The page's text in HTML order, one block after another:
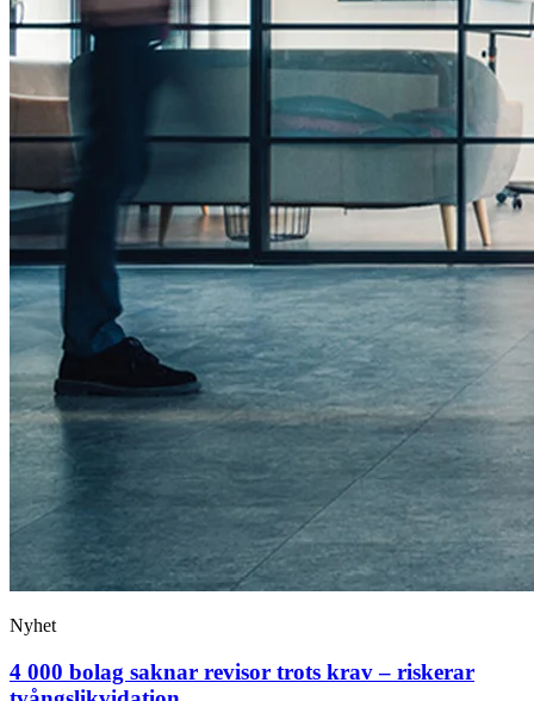
Nyhet
4 000 bolag saknar revisor trots krav – riskerar